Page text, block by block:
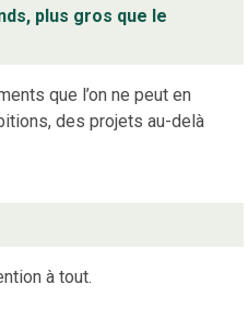
plus gros que le
que l’on ne peut en
des projets au-delà
à tout.